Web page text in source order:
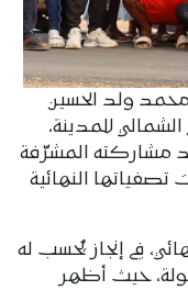
ولد الحسين
للمدينة،
مشاركته المشرّفة
النهائية
في إنجاز يُحسب له
حيث أظهر